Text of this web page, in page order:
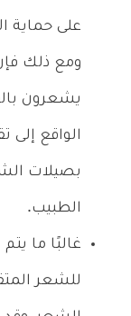
على حماية
ومع ذلك
يشعرون
الواقع
بصيلات
الطبيب.
غالبًا ما
للشعر